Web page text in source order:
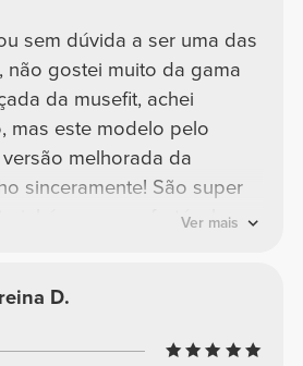
sem dúvida a ser uma das
não gostei muito da gama
da musefit, achei
mas este modelo pelo
melhorada da
sinceramente! São super
é super confortável, a
Ver mais
D.